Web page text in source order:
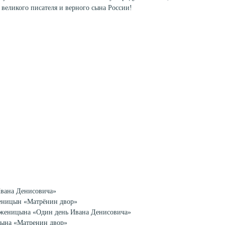
писателя и верного сына России!
Денисовича»
«Матрёнин двор»
«Один день Ивана Денисовича»
«Матренин двор»